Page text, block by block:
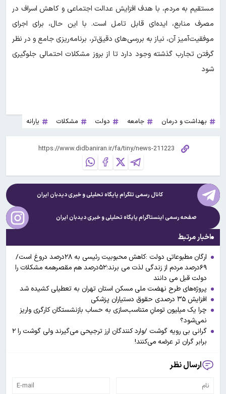
مستقیم به مردم، با هدف افزایش عدالت اجتماعی و کاهش اسراف در
مصرف منابع، ایده‌ای قابل تامل است. با این حال، برای اجرای
موفقیت‌آمیز آن، نیاز به بررسی‌های دقیق‌تر، برنامه‌ریزی جامع و در نظر
گرفتن تجارب گذشته وجود دارد تا از بروز مشکلات احتمالی جلوگیری
شود
بهداشت و درمان جامعه دولت مشکلات یارانه
کانال رسمی تلگرام پایگاه تحلیلی و خبریدیدبان ایران
صفحه رسمی اینستاگرام پایگاه تحلیلی و خبریدیدبان ایران
اخبار مرتبط
ارگان مطبوعاتی دولت :کاهش محبوبیت رئیسی به ۲۸درصد دروغ است/
۶۹درصد مردم از زندگی لذت می برند؛۵۲درصد هم مقصرهمه مشکلات را
دولت قبل می دانند
پروژه‌های طرح نهضت ملی مسکن استان تهران به تعطیلی کشیده شد
افزایش ۳۵ درصدی حقوق دستیاران پزشکی
چرا یک میلیون تومانِ متناسب‌سازی به حساب بازنشستگان کارگری واریز
نمی‌شود؟
گرانی بی رویه گوشت /وارد کنندگان ارز ترجیحی می‌گیرند ولی گوشت را ۲
برابر گران تر عرضه می‌کنند!
ارسال نظر